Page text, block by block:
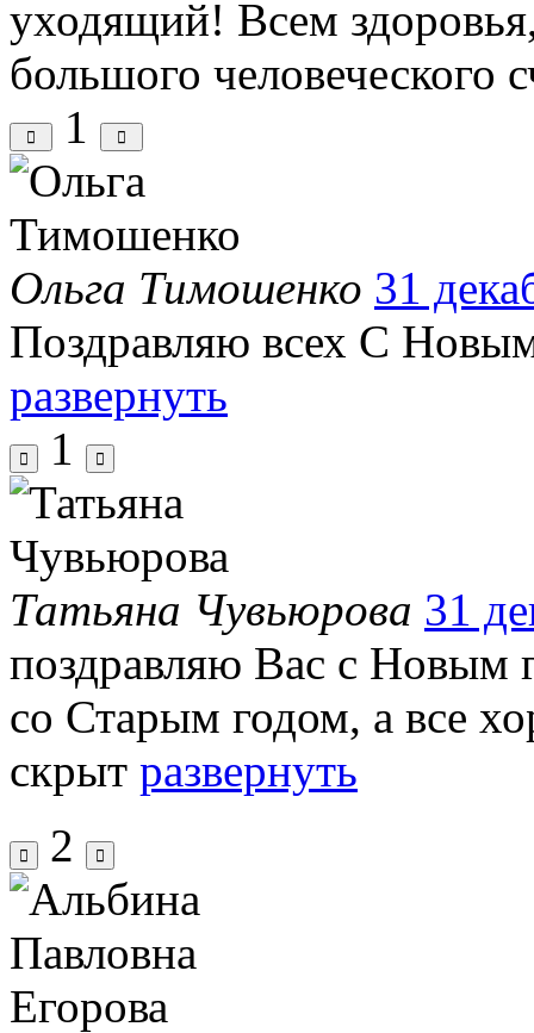
уходящий! Всем
большого человеческого
1
Ольга Тимошенко 31
Поздравляю всех С
развернуть
1
Татьяна Чувьюрова 31
поздравляю Вас с Новым
со Старым годом, а все
скрыт развернуть
2